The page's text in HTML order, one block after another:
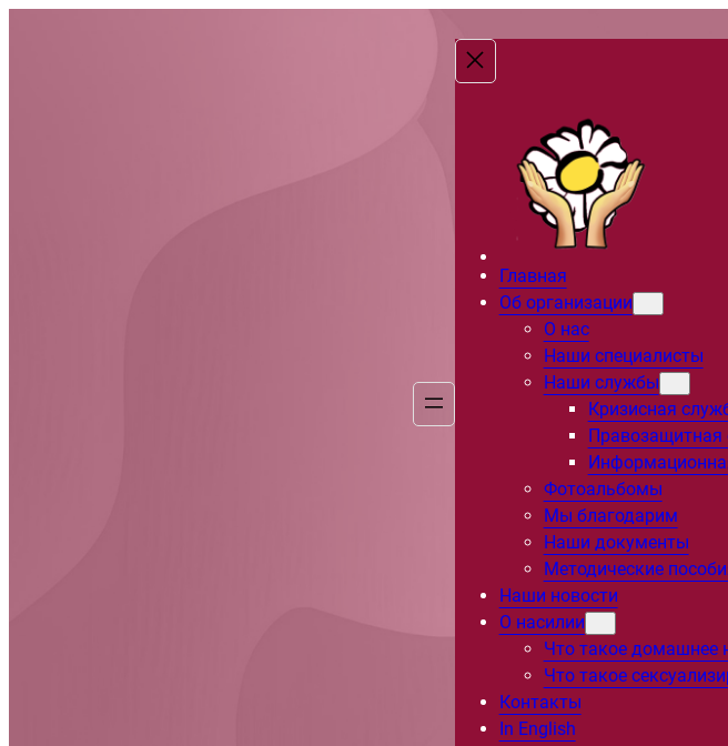
Главная
Об организации
О нас
Наши специалисты
Наши службы
Кризисная
Правозащитная
Фотоальбомы
Мы благодарим
Наши документы
Методические
Наши новости
О насилии
Что такое домашнее
Что такое
Контакты
In English